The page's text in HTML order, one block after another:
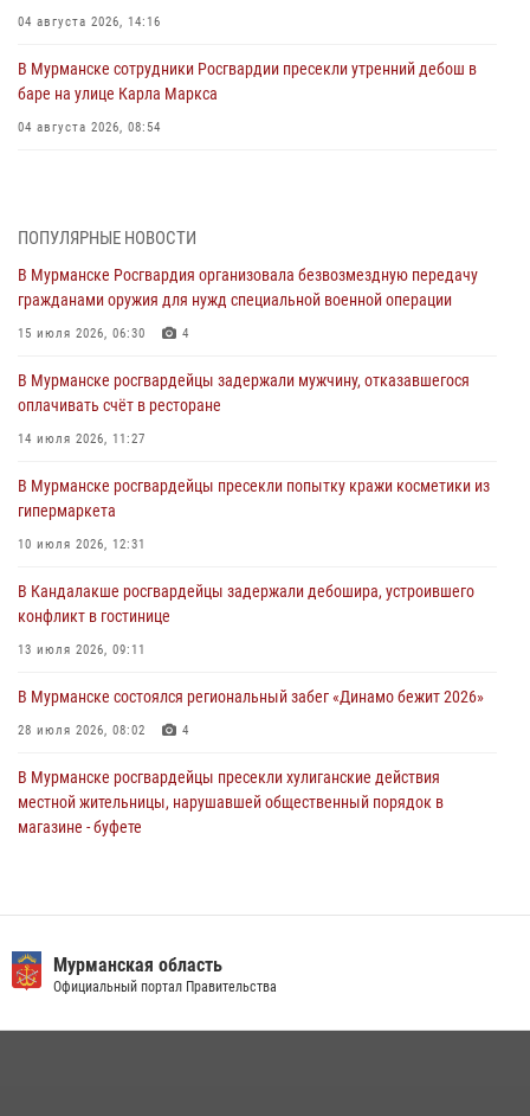
04 августа 2026, 14:16
В Мурманске сотрудники Росгвардии пресекли утренний дебош в
баре на улице Карла Маркса
04 августа 2026, 08:54
03 августа 2026, 12:23 4
Сотрудники вневедомственной охраны Росгвардии пресекли
хулиганские действия дебошира на автозаправочной станции
города Кандалакши
Сотрудники Росгвардии провели инструктаж по
антитеррористической защищенности для членов избирательных
31 июля 2026, 08:48 3
Сотрудники Росгвардии задержали мужчину, не оплатившего счет в
30 июля 2026, 14:09
В Управлении Росгвардии по Мурманской области прошло пожарно-
30 июля 2026, 14:05
ПОПУЛЯРНЫЕ НОВОСТИ
В Мурманске Росгвардия организовала безвозмездную передачу
гражданами оружия для нужд специальной военной операции
15 июля 2026, 06:30 4
В Мурманске росгвардейцы задержали мужчину, отказавшегося
оплачивать счёт в ресторане
14 июля 2026, 11:27
В Мурманске росгвардейцы пресекли попытку кражи косметики из
гипермаркета
10 июля 2026, 12:31
В Кандалакше росгвардейцы задержали дебошира, устроившего
конфликт в гостинице
13 июля 2026, 09:11
В Мурманске состоялся региональный забег «Динамо бежит 2026»
28 июля 2026, 08:02 4
В Мурманске росгвардейцы пресекли хулиганские действия
местной жительницы, нарушавшей общественный порядок в
магазине - буфете
безопасности в период выборов
16 июля 2026, 07:26
Мурманская область
Официальный портал Правительства